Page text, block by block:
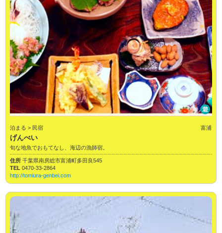
遊
泊まる > 民宿 富浦
げんべい
旬な地魚でおもてなし、海辺の漁師宿。
住所千葉県南房総市富浦町多田良545
TEL0470-33-2864
http://tomiura-genbei.com